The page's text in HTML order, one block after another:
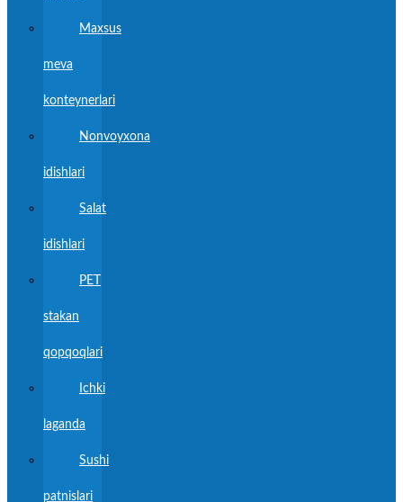
Maxsus
meva
konteynerlari
Nonvoyxona
idishlari
Salat
idishlari
PET
stakan
qopqoqlari
Ichki
laganda
Sushi
patnislari